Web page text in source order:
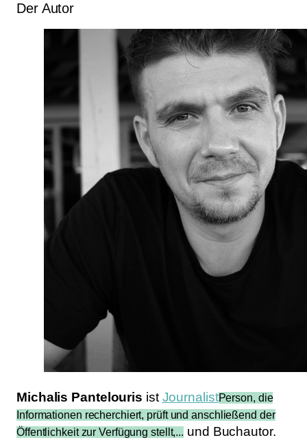
Der Autor
Michalis Pantelouris istJournalistPerson, die
Informationen recherchiert, prüft und anschließend der
Öffentlichkeit zur Verfügung stellt,... und Buchautor.